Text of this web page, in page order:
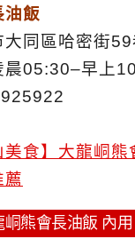
油飯
大同區哈密街
晨05:30–早上
美食】大龍峒
薦
峒熊會長油飯 內用